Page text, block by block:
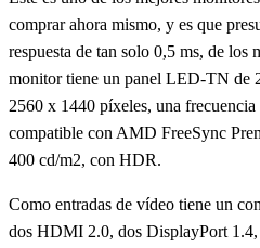
comprar ahora mismo, y es que
respuesta de tan solo 0,5 ms, de los
monitor tiene un panel LED-TN de
2560 x 1440 píxeles, una
compatible con AMD FreeSync
400 cd/m2, con HDR.
Como entradas de vídeo tiene un
dos HDMI 2.0, dos DisplayPort 1.4,